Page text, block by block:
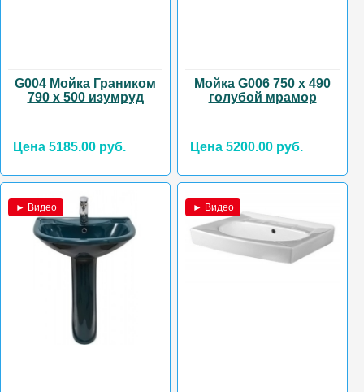
G004 Мойка Граником
790 х 500 изумруд
Цена 5185.00 руб.
Мойка G006 750 х 490
голубой мрамор
Цена 5200.00 руб.
► Видео ► Видео